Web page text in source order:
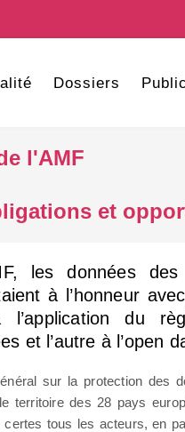
Dossiers
l'AMF
et
les données
à l’honneur
l’application du
et l’autre à l’open
sur la protection des
territoire des 28 pays
certes tous les acteurs, en